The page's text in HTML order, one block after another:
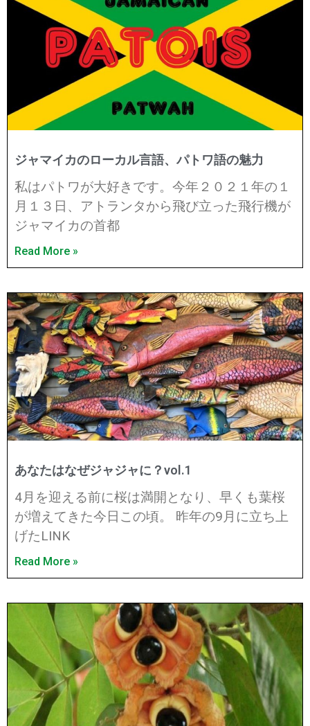
ジャマイカのローカル言語、パトワ語の魅力
私はパトワが大好きです。今年２０２１年の１
月１３日、アトランタから飛び立った飛行機が
ジャマイカの首都
Read More »
あなたはなぜジャジャに？vol.1
4月を迎える前に桜は満開となり、早くも葉桜
が増えてきた今日この頃。 昨年の9月に立ち上
げたLINK
Read More »